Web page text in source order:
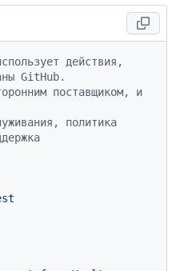
действия,
GitHub.
поставщиком, и
политика